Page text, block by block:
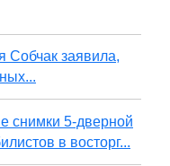
Собчак заявила,
снимки 5-дверной
в восторг...